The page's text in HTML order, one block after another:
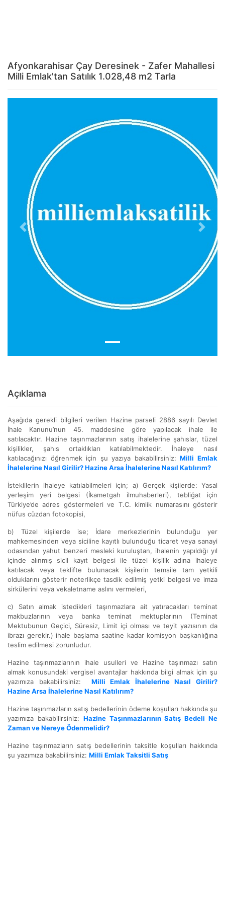
Afyonkarahisar Çay Deresinek - Zafer Mahallesi
Milli Emlak'tan Satılık 1.028,48 m2 Tarla
Previous Next
Açıklama
Aşağıda gerekli bilgileri verilen Hazine parseli 2886 sayılı Devlet
İhale Kanunu’nun 45. maddesine göre yapılacak ihale ile
satılacaktır. Hazine taşınmazlarının satış ihalelerine şahıslar, tüzel
kişilikler, şahıs ortaklıkları katılabilmektedir. İhaleye nasıl
katılacağınızı öğrenmek için şu yazıya bakabilirsiniz:Milli Emlak
İhalelerine Nasıl Girilir? Hazine Arsa İhalelerine Nasıl Katılırım?
İsteklilerin ihaleye katılabilmeleri için; a) Gerçek kişilerde: Yasal
yerleşim yeri belgesi (İkametgah ilmuhaberleri), tebliğat için
Türkiye’de adres göstermeleri ve T.C. kimlik numarasını gösterir
nüfus cüzdan fotokopisi,
b) Tüzel kişilerde ise; İdare merkezlerinin bulunduğu yer
mahkemesinden veya siciline kayıtlı bulunduğu ticaret veya sanayi
odasından yahut benzeri mesleki kuruluştan, ihalenin yapıldığı yıl
içinde alınmış sicil kayıt belgesi ile tüzel kişilik adına ihaleye
katılacak veya teklifte bulunacak kişilerin temsile tam yetkili
olduklarını gösterir noterlikçe tasdik edilmiş yetki belgesi ve imza
sirkülerini veya vekaletname aslını vermeleri,
c) Satın almak istedikleri taşınmazlara ait yatıracakları teminat
makbuzlarının veya banka teminat mektuplarının (Teminat
Mektubunun Geçici, Süresiz, Limit içi olması ve teyit yazısının da
ibrazı gerekir.) ihale başlama saatine kadar komisyon başkanlığına
teslim edilmesi zorunludur.
Hazine taşınmazlarının ihale usulleri ve Hazine taşınmazı satın
almak konusundaki vergisel avantajlar hakkında bilgi almak için şu
yazımıza bakabilirsiniz: Milli Emlak İhalelerine Nasıl Girilir?
Hazine Arsa İhalelerine Nasıl Katılırım?
Hazine taşınmazların satış bedellerinin ödeme koşulları hakkında şu
yazımıza bakabilirsiniz: Hazine Taşınmazlarının Satış Bedeli Ne
Zaman ve Nereye Ödenmelidir?
Hazine taşınmazların satış bedellerinin taksitle koşulları hakkında
şu yazımıza bakabilirsiniz: Milli Emlak Taksitli Satış